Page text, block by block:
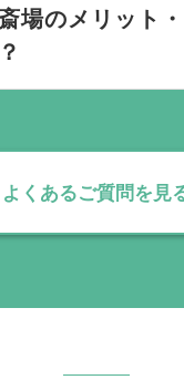
まれます。
場のメリット
葬料・式場料が高め
い。
よくあるご質問を見